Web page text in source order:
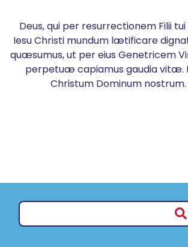
Deus, qui per resurrectionem Filii
Iesu Christi mundum lætificare
quæsumus, ut per eius Genetricem
perpetuæ capiamus gaudia vitæ.
Christum Dominum nostrum.